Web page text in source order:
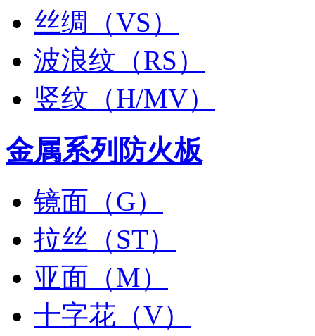
丝绸（VS）
波浪纹（RS）
竖纹（H/MV）
金属系列防火板
镜面（G）
拉丝（ST）
亚面（M）
十字花（V）